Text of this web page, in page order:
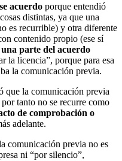
acuerdo porque entendió
distintas, ya que una
es recurrible) y otra diferente
contenido propio (ese sí
parte del acuerdo
la licencia”, porque para esa
la comunicación previa.
que la comunicación previa
tanto no se recurre como
de comprobación o
adelante.
comunicación previa no es
ni “por silencio”,